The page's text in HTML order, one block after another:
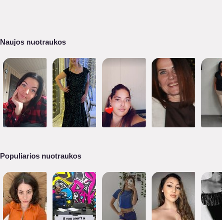
Naujos nuotraukos
Populiarios nuotraukos